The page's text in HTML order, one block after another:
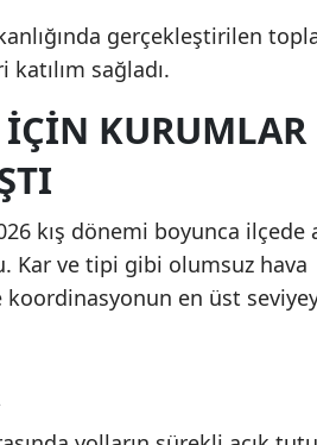
Gümüşhane
Hatay
Mersin
İstanbul
gerçekleştirilen
sağladı.
KURUMLAR
kış dönemi boyunca ilçede
Kar ve tipi gibi olumsuz hava
koordinasyonun en üst